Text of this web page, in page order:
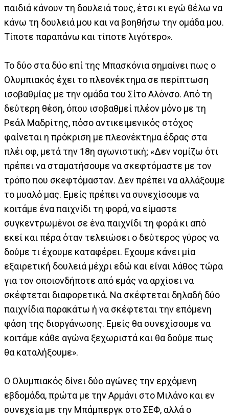
παιδιά κάνουν τη δουλειά τους, έτσι κι εγώ θέλω να
κάνω τη δουλειά μου και να βοηθήσω την ομάδα μου.
Τίποτε παραπάνω και τίποτε λιγότερο».
Το δύο στα δύο επί της Μπασκόνια σημαίνει πως ο
Ολυμπιακός έχει το πλεονέκτημα σε περίπτωση
ισοβαθμίας με την ομάδα του Σίτο Αλόνσο. Από τη
δεύτερη θέση, όπου ισοβαθμεί πλέον μόνο με τη
Ρεάλ Μαδρίτης, πόσο αντικειμενικός στόχος
φαίνεται η πρόκριση με πλεονέκτημα έδρας στα
πλέι οφ, μετά την 18η αγωνιστική; «Δεν νομίζω ότι
πρέπει να σταματήσουμε να σκεφτόμαστε με τον
τρόπο που σκεφτόμασταν. Δεν πρέπει να αλλάξουμε
το μυαλό μας. Εμείς πρέπει να συνεχίσουμε να
κοιτάμε ένα παιχνίδι τη φορά, να είμαστε
συγκεντρωμένοι σε ένα παιχνίδι τη φορά κι από
εκεί και πέρα όταν τελειώσει ο δεύτερος γύρος να
δούμε τι έχουμε καταφέρει. Εχουμε κάνει μία
εξαιρετική δουλειά μέχρι εδώ και είναι λάθος τώρα
για τον οποιονδήποτε από εμάς να αρχίσει να
σκέφτεται διαφορετικά. Να σκέφτεται δηλαδή δύο
παιχνίδια παρακάτω ή να σκέφτεται την επόμενη
φάση της διοργάνωσης. Εμείς θα συνεχίσουμε να
κοιτάμε κάθε αγώνα ξεχωριστά και θα δούμε πως
θα καταλήξουμε».
Ο Ολυμπιακός δίνει δύο αγώνες την ερχόμενη
εβδομάδα, πρώτα με την Αρμάνι στο Μιλάνο και εν
συνεχεία με την Μπάμπεργκ στο ΣΕΦ, αλλά ο